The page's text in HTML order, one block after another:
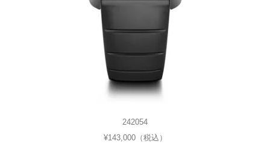
242054
¥143,000（税込）